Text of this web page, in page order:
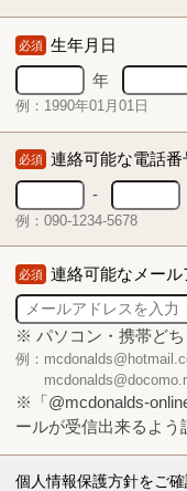
必須 生年月日
年
例：1990年01月01日
必須 連絡可能な電話番
-
例：090-1234-5678
必須 連絡可能なメール
※ パソコン・携帯ど
例：
※「@mcdonalds-
ールが受信出来るよう
個人情報保護方針をご